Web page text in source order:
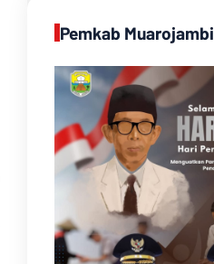
Pemkab Muarojambi